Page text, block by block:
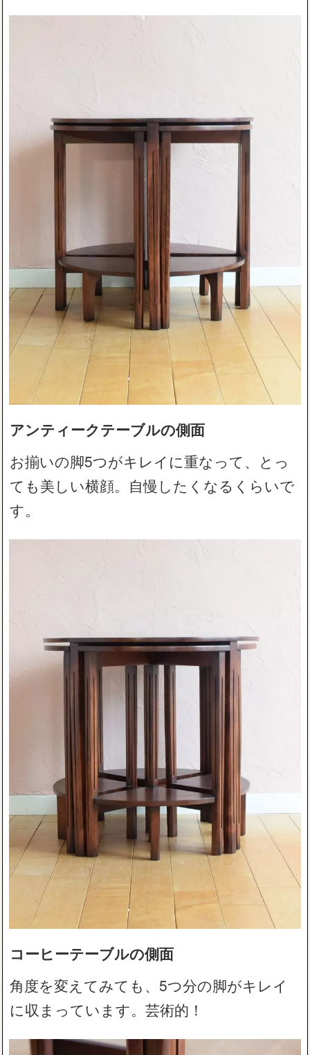
アンティークテーブルの側面
お揃いの脚5つがキレイに重なって、とっ
ても美しい横顔。自慢したくなるくらいで
す。
コーヒーテーブルの側面
角度を変えてみても、5つ分の脚がキレイ
に収まっています。芸術的！